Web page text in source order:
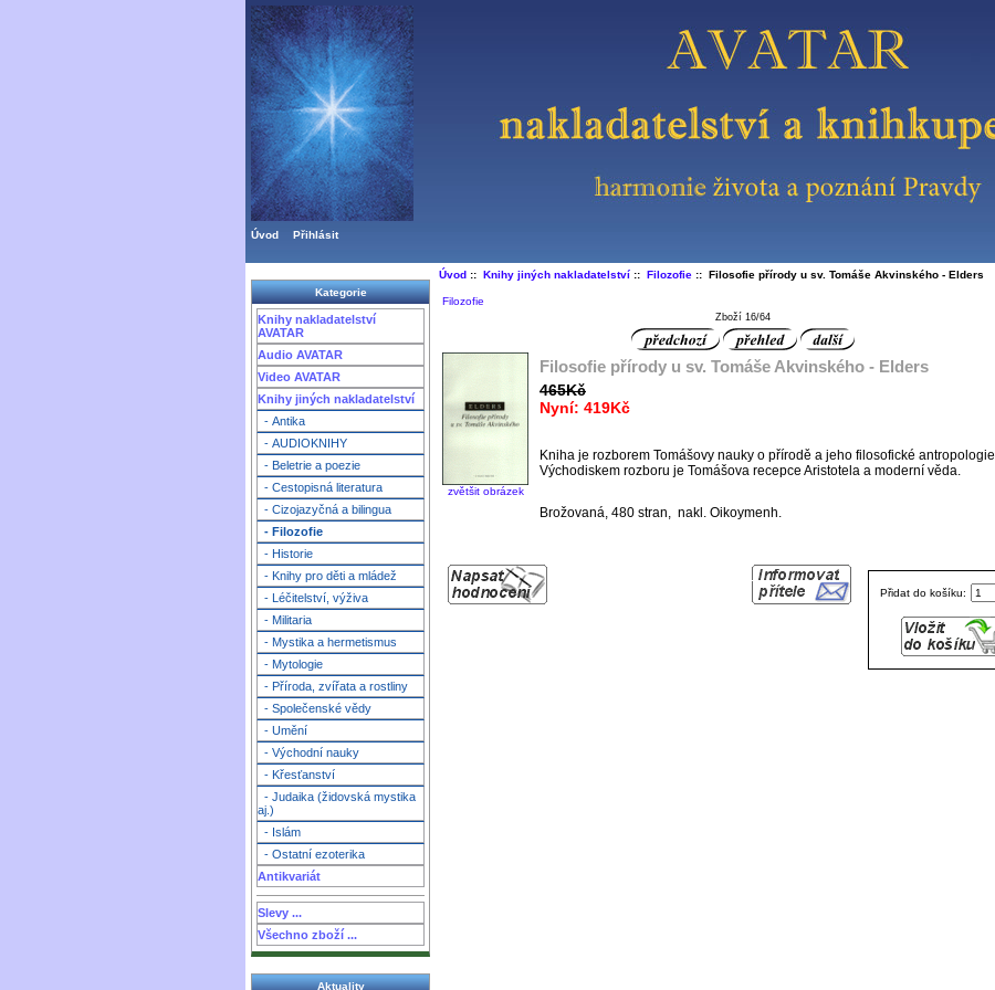
Úvod Přihlásit
Kategorie
Knihy nakladatelství
AVATAR
Audio AVATAR
Video AVATAR
Knihy jiných nakladatelství
- Antika
- AUDIOKNIHY
- Beletrie a poezie
- Cestopisná literatura
- Cizojazyčná a bilingua
- Filozofie
- Historie
- Knihy pro děti a mládež
- Léčitelství, výživa
- Militaria
- Mystika a hermetismus
- Mytologie
- Příroda, zvířata a rostliny
- Společenské vědy
- Umění
- Východní nauky
- Křesťanství
- Judaika (židovská mystika
aj.)
- Islám
- Ostatní ezoterika
Antikvariát
Slevy ...
Všechno zboží ...
Aktuality
Úvod:: Knihy jiných nakladatelství:: Filozofie:: Filosofie přírody u sv. Tomáše Akvinského - Elders
Filozofie
Zboží 16/64
zvětšit obrázek
Filosofie přírody u sv. Tomáše Akvinského - Elders
465Kč
Nyní: 419Kč
Kniha je rozborem Tomášovy nauky o přírodě a jeho filosofické antropologie.
Východiskem rozboru je Tomášova recepce Aristotela a moderní věda.
Brožovaná, 480 stran, nakl. Oikoymenh.
Přidat do košíku: